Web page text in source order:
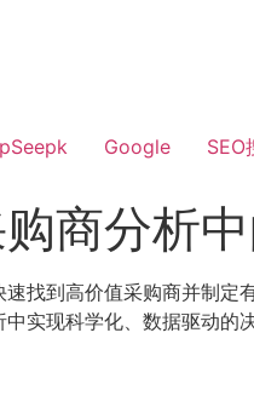
Google SEO
商分析
找到高价值采购商并制
实现科学化、数据驱动的决